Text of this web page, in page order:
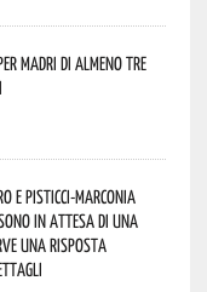
madri di almeno tre
e Pisticci-Marconia
in attesa di una
una risposta